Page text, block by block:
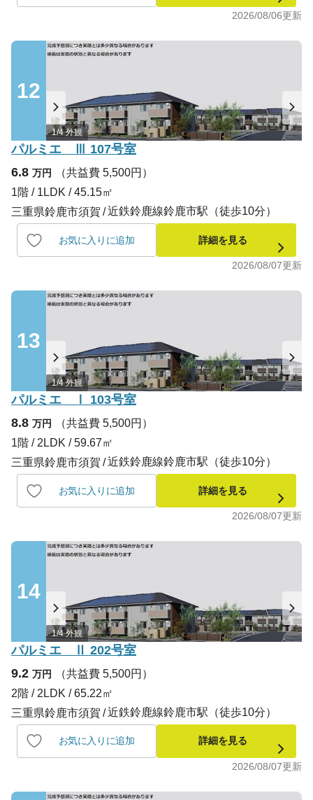
2026/08/06更新
12
1/4 外観
パルミエ Ⅲ 107号室
6.8 万円
（共益費 5,500円）
1階 / 1LDK / 45.15㎡
三重県鈴鹿市須賀
近鉄鈴鹿線鈴鹿市駅（徒歩10分）
お気に入りに追加 詳細を見る
2026/08/07更新
13
1/4 外観
パルミエ Ⅰ 103号室
8.8 万円
（共益費 5,500円）
1階 / 2LDK / 59.67㎡
三重県鈴鹿市須賀
近鉄鈴鹿線鈴鹿市駅（徒歩10分）
お気に入りに追加 詳細を見る
2026/08/07更新
14
1/4 外観
パルミエ Ⅱ 202号室
9.2 万円
（共益費 5,500円）
2階 / 2LDK / 65.22㎡
三重県鈴鹿市須賀
近鉄鈴鹿線鈴鹿市駅（徒歩10分）
お気に入りに追加 詳細を見る
2026/08/07更新